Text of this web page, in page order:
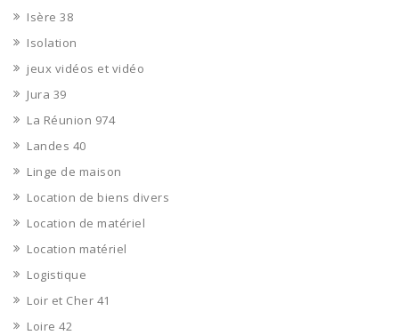
Isère 38
Isolation
jeux vidéos et vidéo
Jura 39
La Réunion 974
Landes 40
Linge de maison
Location de biens divers
Location de matériel
Location matériel
Logistique
Loir et Cher 41
Loire 42